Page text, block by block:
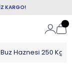
KARGO!
Haznesi 250 Kg